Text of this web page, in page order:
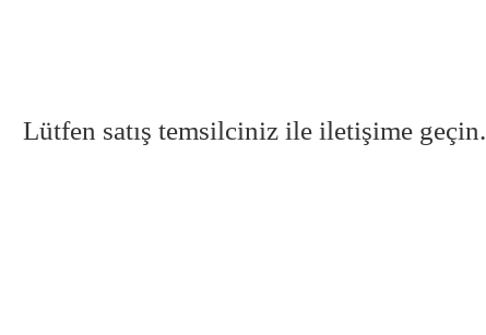
Lütfen satış temsilciniz ile iletişime geçin.